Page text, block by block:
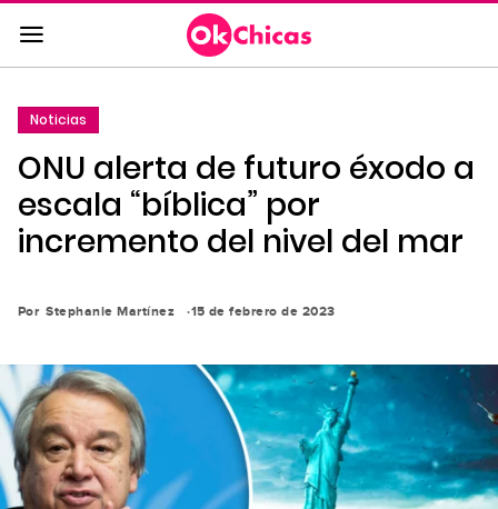
Saltar
al
contenido
a
la
navegación
principal
Noticias
ONU alerta de futuro éxodo a
escala “bíblica” por
incremento del nivel del mar
Por Stephanie Martínez 15 de febrero de 2023